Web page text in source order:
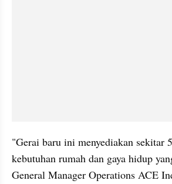
"Gerai baru ini menyediakan sekitar
kebutuhan rumah dan gaya hidup
General Manager Operations ACE